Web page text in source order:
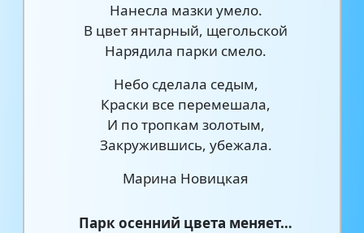
Нанесла мазки умело.
В цвет янтарный, щегольской
Нарядила парки смело.
Небо сделала седым,
Краски все перемешала,
И по тропкам золотым,
Закружившись, убежала.
Марина Новицкая
Парк осенний цвета меняет…